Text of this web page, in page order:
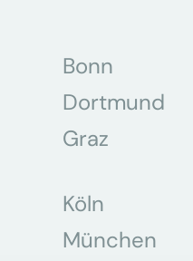
Bonn
Dortmund
Graz
Köln
München